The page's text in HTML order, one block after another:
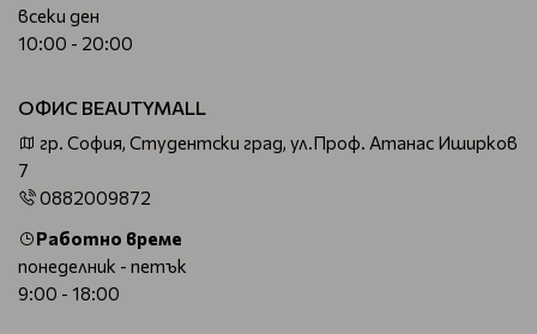
всеки ден
10:00 - 20:00
ОФИС BEAUTYMALL
гр. София, Студентски град, ул.Проф. Атанас Иширков
7
0882009872
Работно време
понеделник - петък
9:00 - 18:00